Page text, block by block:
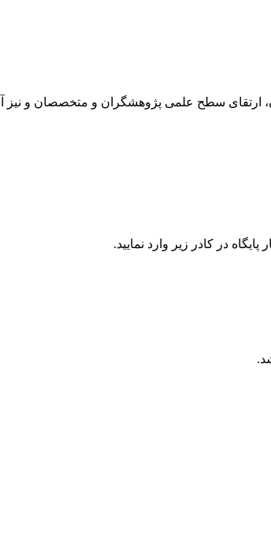
ارتقای سطح علمی پژوهشگران و متخصصان و
در كادر زير وارد نمایید.